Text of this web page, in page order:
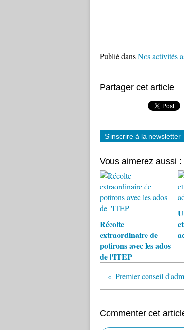
Publié dansNos activités
Partager cet article
S'inscrire à la newsletter
Vous aimerez aussi :
Récolte
extraordinaire de
potirons avec les ados
de l'ITEP
Commenter cet